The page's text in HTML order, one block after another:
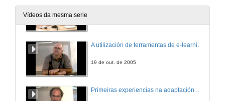
Vídeos da mesma serie
A utilización de ferramentas de e-learning e a valoración do traballo do estudante no contexto do EEES
19 de out. de 2005